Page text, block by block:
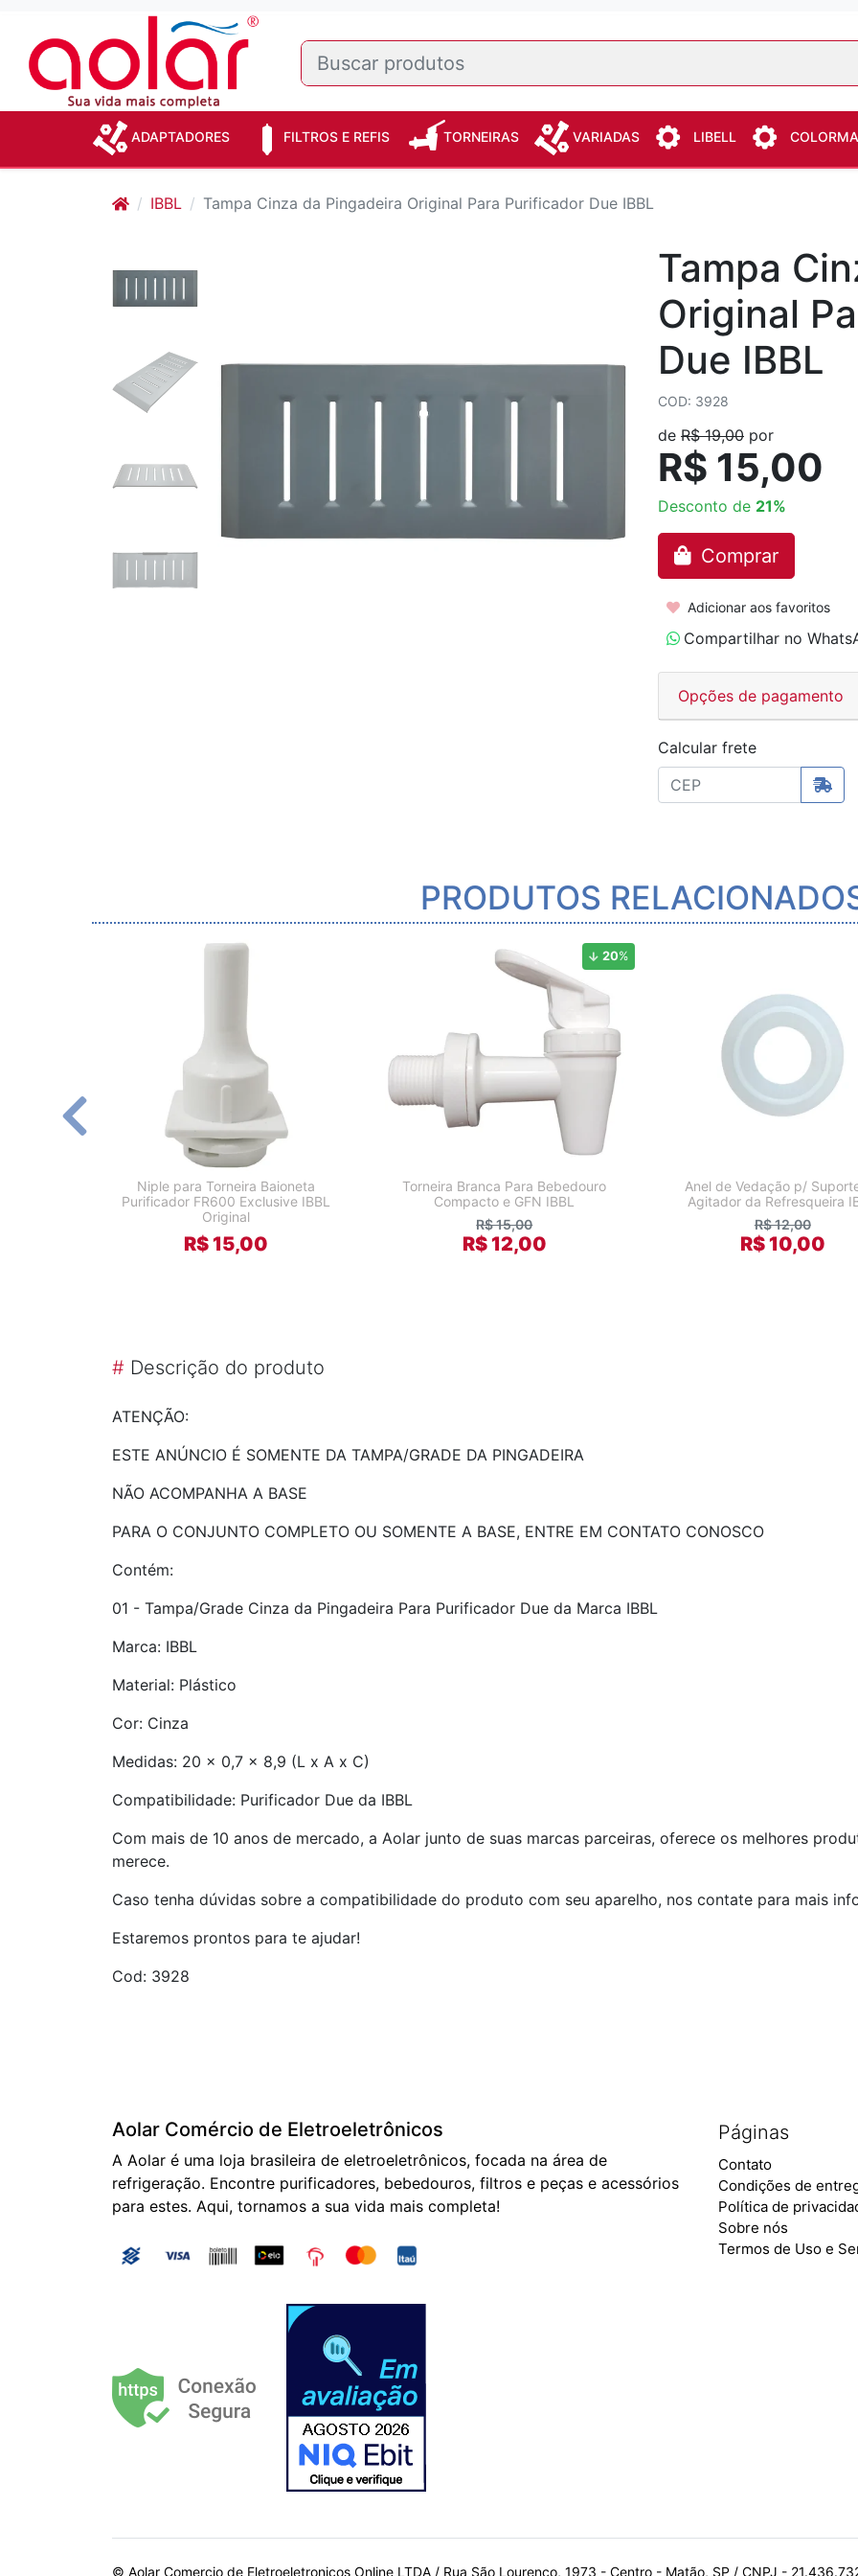
ADAPTADORES FILTROS E REFIS TORNEIRAS VARIADAS LIBELL
IBBL Tampa Cinza da Pingadeira Original Para Purificador Due IBBL
Tampa
Original
Due IBBL
COD: 3928
de R$ 19,00 por
R$ 15,00
Desconto de 21%
Comprar
Adicionar aos favoritos
Compartilhar no
Opções de pagamento
Calcular frete
PRODUTOS
Niple para Torneira Baioneta
Purificador FR600 Exclusive IBBL
Original
R$ 15,00
20%
Torneira Branca Para Bebedouro
Compacto e GFN IBBL
R$ 15,00
R$ 12,00
Anel de Vedação p/
Agitador da Refresqueira
R$ 12,00
R$ 10,00
# Descrição do produto
ATENÇÃO:
ESTE ANÚNCIO É SOMENTE DA TAMPA/GRADE DA PINGADEIRA
NÃO ACOMPANHA A BASE
PARA O CONJUNTO COMPLETO OU SOMENTE A BASE, ENTRE EM CONTATO CONOSCO
Contém:
01 - Tampa/Grade Cinza da Pingadeira Para Purificador Due da Marca IBBL
Marca: IBBL
Material: Plástico
Cor: Cinza
Medidas: 20 x 0,7 x 8,9 (L x A x C)
Compatibilidade: Purificador Due da IBBL
Com mais de 10 anos de mercado, a Aolar junto de suas marcas parceiras, oferece os melhores
merece.
Caso tenha dúvidas sobre a compatibilidade do produto com seu aparelho, nos contate para mais
Estaremos prontos para te ajudar!
Cod: 3928
Páginas
Contato
Condições de
Política de
Sobre nós
Termos de Uso e
Aolar Comércio de Eletroeletrônicos
A Aolar é uma loja brasileira de eletroeletrônicos, focada na área de
refrigeração. Encontre purificadores, bebedouros, filtros e peças e acessórios
para estes. Aqui, tornamos a sua vida mais completa!
© Aolar Comercio de Eletroeletronicos Online LTDA / Rua São Lourenço, 1973 - Centro - Matão, SP / CNPJ -